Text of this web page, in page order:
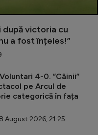
după victoria cu
a fost înțeles!”
4-0. ”Câinii”
pe Arcul de
categorică în fața
August 2026, 21:25